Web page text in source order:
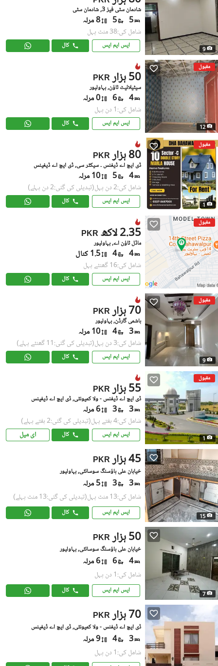
9
شادمان سٹی فیز 3, شادمان سٹی
5
5 8 مرلہ
شامل کی:38 منٹ پہل
ایس ایم ایس کال
مقبول
12
PKR 50 ہزار
سیٹیلائیٹ ٹاؤن, بہاولپور
4
6 0 مرلہ
شامل کی:1 دن پہل
ایس ایم ایس کال
مقبول
1
PKR 80 ہزار
ڈی ایچ اے ڈیفنس ۔ سیکٹر سی, ڈی ایچ اے ڈیفینس
4
5 10 مرلہ
شامل کی:2 دن پہل (تبدیلی کی گئی:2 دن پہلے)
ایس ایم ایس کال
مقبول
PKR 2.35 لاکھ
ماڈل ٹاؤن اے, بہاولپور
4
4 1.5 کنال
شامل کی:16 گھنٹے پہل
ایس ایم ایس کال
مقبول
9
PKR 70 ہزار
ہاشمی گارڈن, بہاولپور
3
4 10 مرلہ
شامل کی:3 دن پہل (تبدیلی کی گئی:11 گھنٹے پہلے)
ایس ایم ایس کال
مقبول
1
PKR 55 ہزار
ڈی ایچ اے ڈیفنس - ولا کمیونٹی, ڈی ایچ اے ڈیفینس
3
3 6 مرلہ
شامل کی:4 ہفتے پہل (تبدیلی کی گئی:2 ہفتے پہلے)
ایس ایم ایس کال ای میل
15
PKR 45 ہزار
خیابان علی ہاؤسنگ سوسائٹی, بہاولپور
3
3 5 مرلہ
شامل کی:13 منٹ پہل (تبدیلی کی گئی:13 منٹ پہلے)
ایس ایم ایس کال
7
PKR 50 ہزار
خیابان علی ہاؤسنگ سوسائٹی, بہاولپور
4
6 6 مرلہ
شامل کی:1 دن پہل
ایس ایم ایس کال
PKR 70 ہزار
ڈی ایچ اے ڈیفنس - ولا کمیونٹی, ڈی ایچ اے ڈیفینس
3
4 9 مرلہ
شامل کی:1 دن پہل